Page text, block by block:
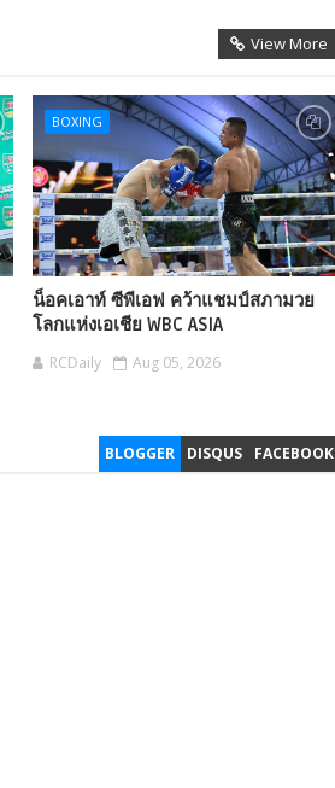
View More
BOXING
น็อคเอาท์ ซีพีเอฟ คว้าแชมป์สภามวย
โลกแห่งเอเชีย WBC ASIA
RCDaily Aug 05, 2026
BLOGGER DISQUS FACEBOOK